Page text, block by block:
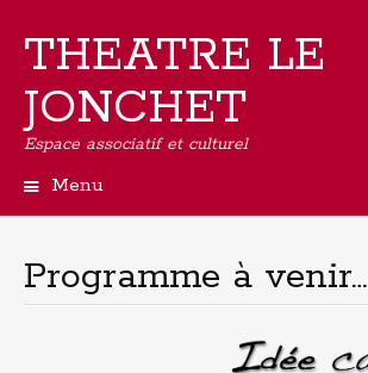
THEATRE LE
JONCHET
Espace associatif et culturel
Menu
principal
Programme à venir…